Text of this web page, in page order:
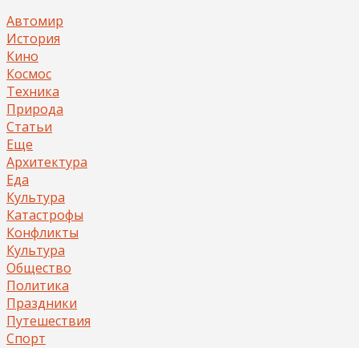
Автомир
История
Кино
Космос
Техника
Природа
Статьи
Еще
Архитектура
Еда
Культура
Катастрофы
Конфликты
Культура
Общество
Политика
Праздники
Путешествия
Спорт